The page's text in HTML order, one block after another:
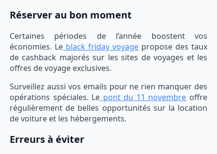
Réserver au bon moment
Certaines périodes de l’année boostent vos
économies. Le black friday voyage propose des taux
de cashback majorés sur les sites de voyages et les
offres de voyage exclusives.
Surveillez aussi vos emails pour ne rien manquer des
opérations spéciales. Le pont du 11 novembre offre
régulièrement de belles opportunités sur la location
de voiture et les hébergements.
Erreurs à éviter